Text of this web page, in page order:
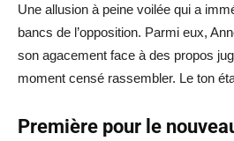
Une allusion à peine voilée qui a
bancs de l’opposition. Parmi eux,
son agacement face à des propos
moment censé rassembler. Le ton
Première pour le